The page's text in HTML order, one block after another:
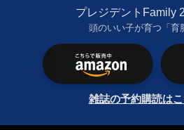
プレジデントFamily
頭のいい子が育つ「育
雑誌の予約購読は